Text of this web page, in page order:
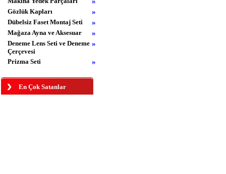
Gözlük Kapları »
Dübelsiz Faset Montaj Seti »
Mağaza Ayna ve Aksesuar »
Deneme Lens Seti ve Deneme
Çerçevesi
»
Prizma Seti »
En Çok Satanlar